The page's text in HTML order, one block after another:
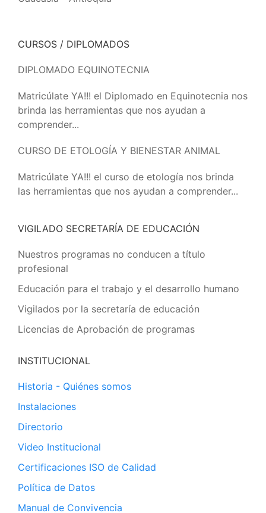
CURSOS / DIPLOMADOS
DIPLOMADO EQUINOTECNIA
Matricúlate YA!!! el Diplomado en Equinotecnia nos
brinda las herramientas que nos ayudan a
comprender...
CURSO DE ETOLOGÍA Y BIENESTAR ANIMAL
Matricúlate YA!!! el curso de etología nos brinda
las herramientas que nos ayudan a comprender...
VIGILADO SECRETARÍA DE EDUCACIÓN
Nuestros programas no conducen a título
profesional
Educación para el trabajo y el desarrollo humano
Vigilados por la secretaría de educación
Licencias de Aprobación de programas
INSTITUCIONAL
Historia - Quiénes somos
Instalaciones
Directorio
Video Institucional
Certificaciones ISO de Calidad
Política de Datos
Manual de Convivencia